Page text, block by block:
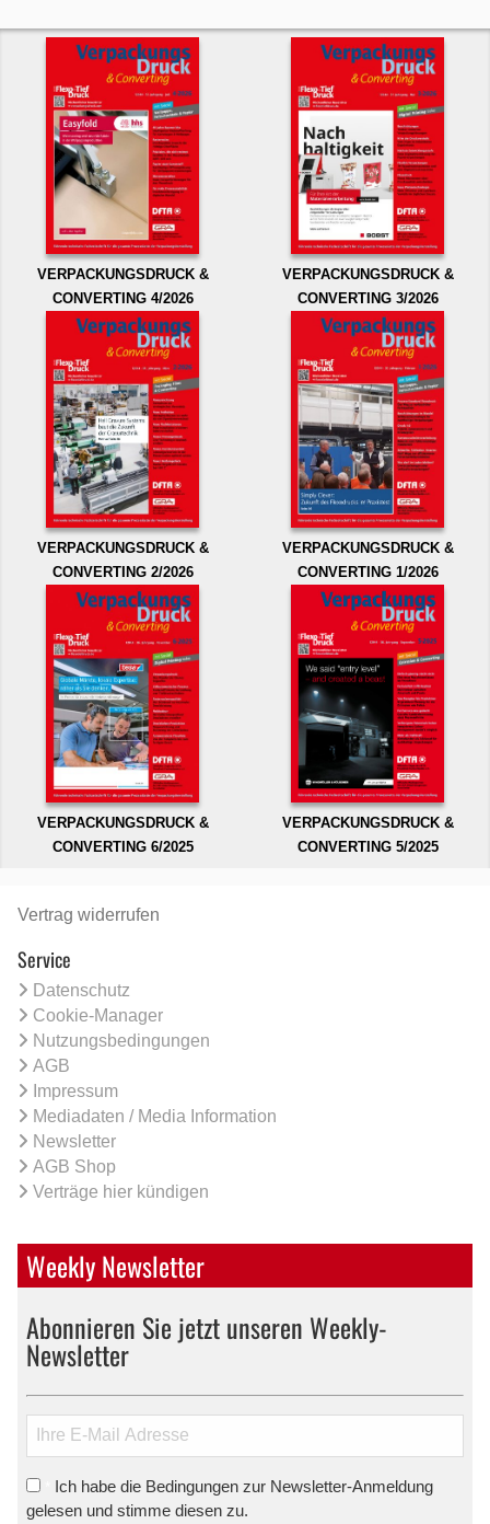
VERPACKUNGSDRUCK &
CONVERTING 4/2026
VERPACKUNGSDRUCK &
CONVERTING 3/2026
VERPACKUNGSDRUCK &
CONVERTING 2/2026
VERPACKUNGSDRUCK &
CONVERTING 1/2026
VERPACKUNGSDRUCK &
CONVERTING 6/2025
VERPACKUNGSDRUCK &
CONVERTING 5/2025
Vertrag widerrufen
Service
Datenschutz
Cookie-Manager
Nutzungsbedingungen
AGB
Impressum
Mediadaten / Media Information
Newsletter
AGB Shop
Verträge hier kündigen
Weekly Newsletter
Abonnieren Sie jetzt unseren Weekly-
Newsletter
Ich habe die Bedingungen zur Newsletter-Anmeldung
gelesen und stimme diesen zu.